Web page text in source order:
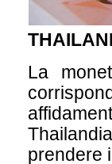
La
prendere